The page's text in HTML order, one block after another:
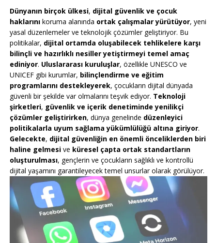
Dünyanın birçok ülkesi, dijital güvenlik ve çocuk
haklarını koruma alanında ortak çalışmalar yürütüyor, yeni
yasal düzenlemeler ve teknolojik çözümler geliştiriyor. Bu
politikalar, dijital ortamda oluşabilecek tehlikelere karşı
bilinçli ve hazırlıklı nesiller yetiştirmeyi temel amaç
ediniyor. Uluslararası kuruluşlar, özellikle UNESCO ve
UNICEF gibi kurumlar, bilinçlendirme ve eğitim
programlarını destekleyerek, çocukların dijital dünyada
güvenli bir şekilde var olmalarını teşvik ediyor. Teknoloji
şirketleri, güvenlik ve içerik denetiminde yenilikçi
çözümler geliştirirken, dünya genelinde düzenleyici
politikalarla uyum sağlama yükümlülüğü altına giriyor.
Gelecekte, dijital güvenliğin en önemli önceliklerden biri
haline gelmesi ve küresel çapta ortak standartların
oluşturulması, gençlerin ve çocukların sağlıklı ve kontrollü
dijital yaşamını garantileyecek temel unsurlar olarak görülüyor.